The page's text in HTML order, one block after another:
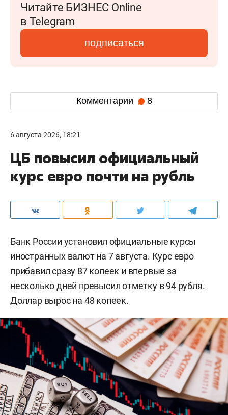
Читайте БИЗНЕС Online
в Telegram
подписаться
Комментарии 8
6 августа 2026, 18:21
ЦБ повысил официальный
курс евро почти на рубль
Банк России установил официальные курсы
иностранных валют на 7 августа. Курс евро
прибавил сразу 87 копеек и впервые за
несколько дней превысил отметку в 94 рубля.
Доллар вырос на 48 копеек.